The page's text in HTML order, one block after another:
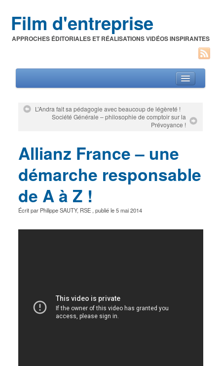
Film d'entreprise
APPROCHES ÉDITORIALES ET RÉALISATIONS VIDÉOS INSPIRANTES
Festivals du film corporate
L’Andra fait sa pédagogie avec beaucoup de légèreté !
Société Générale – philosophie de comptoir sur la
Prévoyance !
Allianz France – une
démarche responsable
de A à Z !
Écrit par Philippe SAUTY, RSE, publié le5 mai 2014